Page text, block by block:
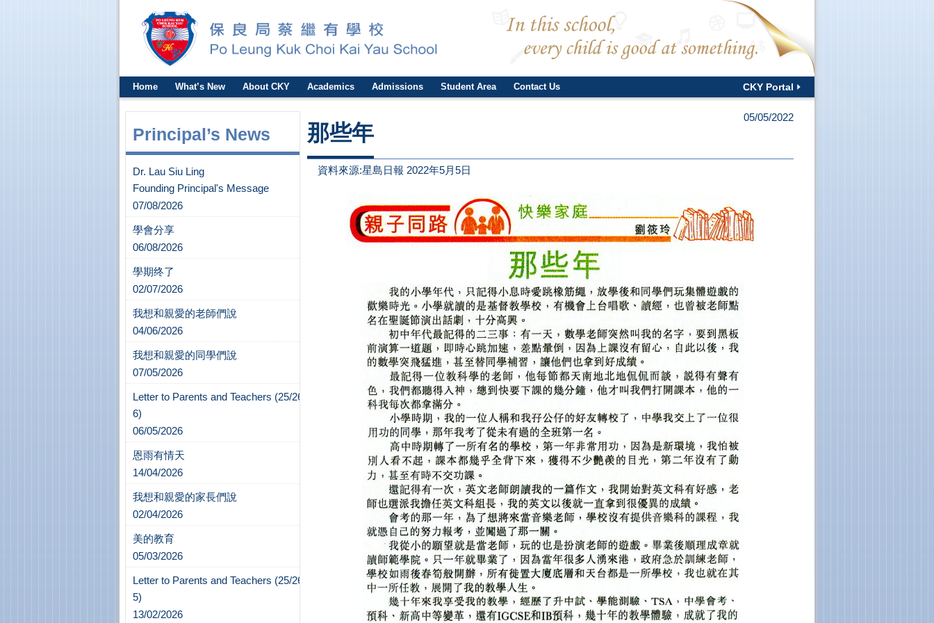
Home What’s New About CKY Academics Admissions Student Area Contact Us CKY Portal
Principal’s News
Dr. Lau Siu Ling
Founding Principal's Message
07/08/2026
學會分享
06/08/2026
學期终了
02/07/2026
我想和親愛的老師們說
04/06/2026
我想和親愛的同學們說
07/05/2026
Letter to Parents and Teachers (25/26-
6)
06/05/2026
恩雨有情天
14/04/2026
我想和親愛的家長們說
02/04/2026
美的教育
05/03/2026
Letter to Parents and Teachers (25/26-
5)
13/02/2026
那些年
05/05/2022
資料來源:星島日報 2022年5月5日